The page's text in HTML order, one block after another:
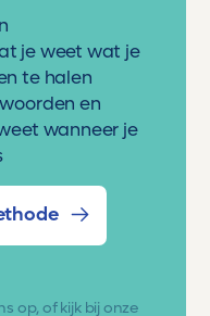
je weet wat je
te halen
en
wanneer je
op, of kijk bij onze